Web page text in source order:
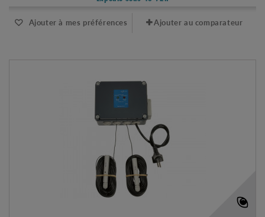
Ajouter à mes préférences Ajouter au comparateur